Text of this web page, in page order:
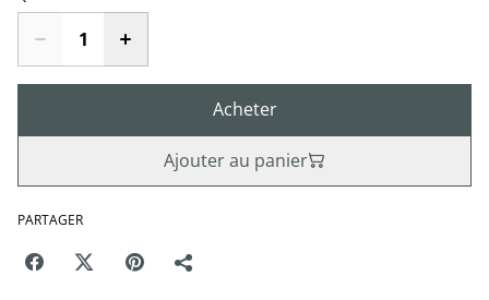
Acheter
Ajouter au panier
PARTAGER